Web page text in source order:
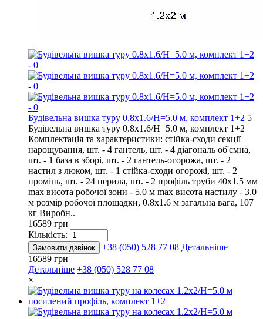
Будівельна вишка туру 0.8х1.6/Н=5.0 м, комплект 1+2 5
Будівельна вишка туру 0.8х1.6/Н=5.0 м, комплект 1+2
Комплектація та характеристики: стійка-сходи секції
нарощування, шт. - 4 гантель, шт. - 4 діагональ об'ємна,
шт. - 1 база в зборі, шт. - 2 гантель-огорожа, шт. - 2
настил з люком, шт. - 1 стійка-сходи огорожі, шт. - 2
промінь, шт. - 24 перила, шт. - 2 профіль труби 40х1.5 мм
max висота робочої зони - 5.0 м max висота настилу - 3.0
м розмір робочої площадки, 0.8х1.6 м загальна вага, 107
кг Виробн..
16589 грн
Кількість:
Замовити дзвінок +38 (050) 528 77 08 Детальніше
16589 грн
Детальніше +38 (050) 528 77 08
×